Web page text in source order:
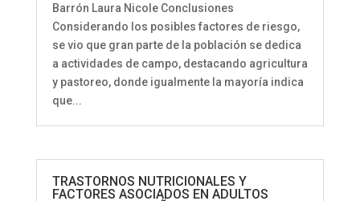
Barrón Laura Nicole Conclusiones
Considerando los posibles factores de riesgo,
se vio que gran parte de la población se dedica
a actividades de campo, destacando agricultura
y pastoreo, donde igualmente la mayoría indica
que...
TRASTORNOS NUTRICIONALES Y
FACTORES ASOCIADOS EN ADULTOS